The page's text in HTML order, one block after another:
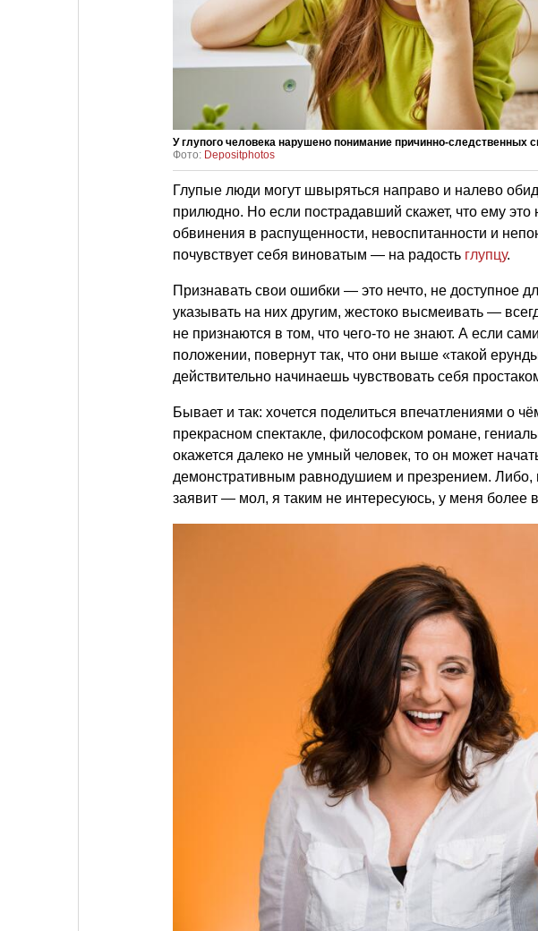
У глупого человека нарушено понимание причинно-следственных
Фото: Depositphotos
Глупые люди могут швыряться направо и налево
прилюдно. Но если пострадавший скажет, что ему это
обвинения в распущенности, невоспитанности и
почувствует себя виноватым — на радость глупцу.
Признавать свои ошибки — это нечто, не доступное
указывать на них другим, жестоко высмеивать —
не признаются в том, что чего-то не знают. А если
положении, повернут так, что они выше «такой
действительно начинаешь чувствовать себя
Бывает и так: хочется поделиться впечатлениями о
прекрасном спектакле, философском романе,
окажется далеко не умный человек, то он может
демонстративным равнодушием и презрением.
заявит — мол, я таким не интересуюсь, у меня более